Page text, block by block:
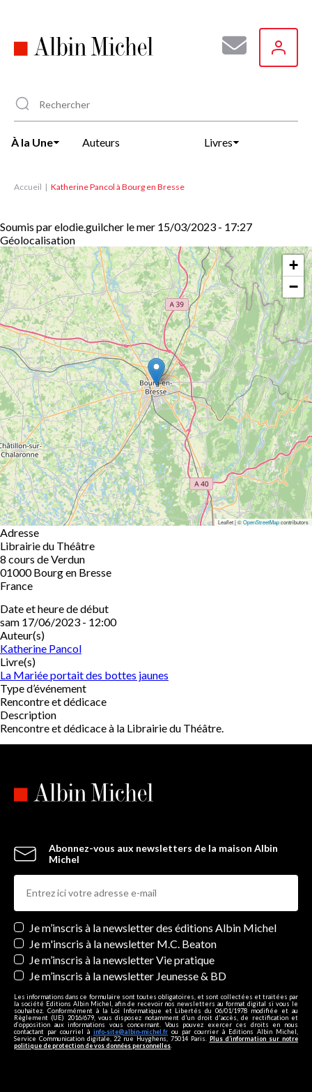
principal
À la Une Auteurs Livres
Accueil Katherine Pancol à Bourg en Bresse
Soumis parelodie.guilcher lemer 15/03/2023 - 17:27
Géolocalisation
+
−
Leaflet | ©OpenStreetMapcontributors
Adresse
Librairie du Théâtre
8 cours de Verdun
01000 Bourg en Bresse
France
Date et heure de début
sam 17/06/2023 - 12:00
Auteur(s)
Katherine Pancol
Livre(s)
La Mariée portait des bottes jaunes
Type d’événement
Rencontre et dédicace
Description
Rencontre et dédicace à la Librairie du Théâtre.
Abonnez-vous aux newsletters de la maison Albin
Michel
Newsletters
Je m’inscris à la newsletter des éditions Albin Michel
Je m'inscris à la newsletter M.C. Beaton
Je m’inscris à la newsletter Vie pratique
Je m’inscris à la newsletter Jeunesse & BD
Les informations dans ce formulaire sont toutes obligatoires, et sont collectées et traitées par
la société Editions Albin Michel, afin de recevoir nos newsletters au format digital si vous le
souhaitez. Conformément à la Loi Informatique et Libertés du 06/01/1978 modifiée et au
Règlement (UE) 2016/679, vous disposez notamment d'un droit d'accès, de rectification et
d’opposition aux informations vous concernant. Vous pouvez exercer ces droits en nous
contactant par courriel à info-site@albin-michel.fr ou par courrier à Editions Albin Michel,
Service Communication digitale, 22 rue Huyghens, 75014 Paris. Plus d’information sur notre
politique de protection de vos données personnelles